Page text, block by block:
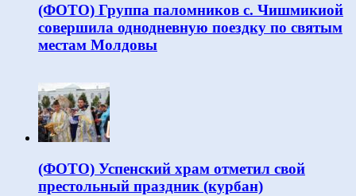
(ФОТО) Группа паломников с. Чишмикиой
совершила однодневную поездку по святым
местам Молдовы
(ФОТО) Успенский храм отметил свой
престольный праздник (курбан)